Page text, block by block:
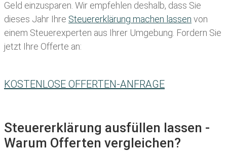
Geld einzusparen. Wir empfehlen deshalb, dass Sie
dieses Jahr Ihre Steuererklärung machen lassen von
einem Steuerexperten aus Ihrer Umgebung. Fordern Sie
jetzt Ihre Offerte an:
KOSTENLOSE OFFERTEN-ANFRAGE
Steuererklärung ausfüllen lassen -
Warum Offerten vergleichen?